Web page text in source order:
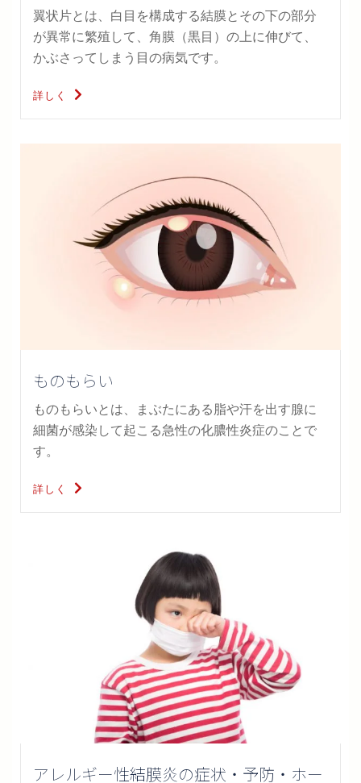
翼状片とは、白目を構成する結膜とその下の部分
が異常に繁殖して、角膜（黒目）の上に伸びて、
かぶさってしまう目の病気です。
詳しく
ものもらい
ものもらいとは、まぶたにある脂や汗を出す腺に
細菌が感染して起こる急性の化膿性炎症のことで
す。
詳しく
アレルギー性結膜炎の症状・予防・ホー